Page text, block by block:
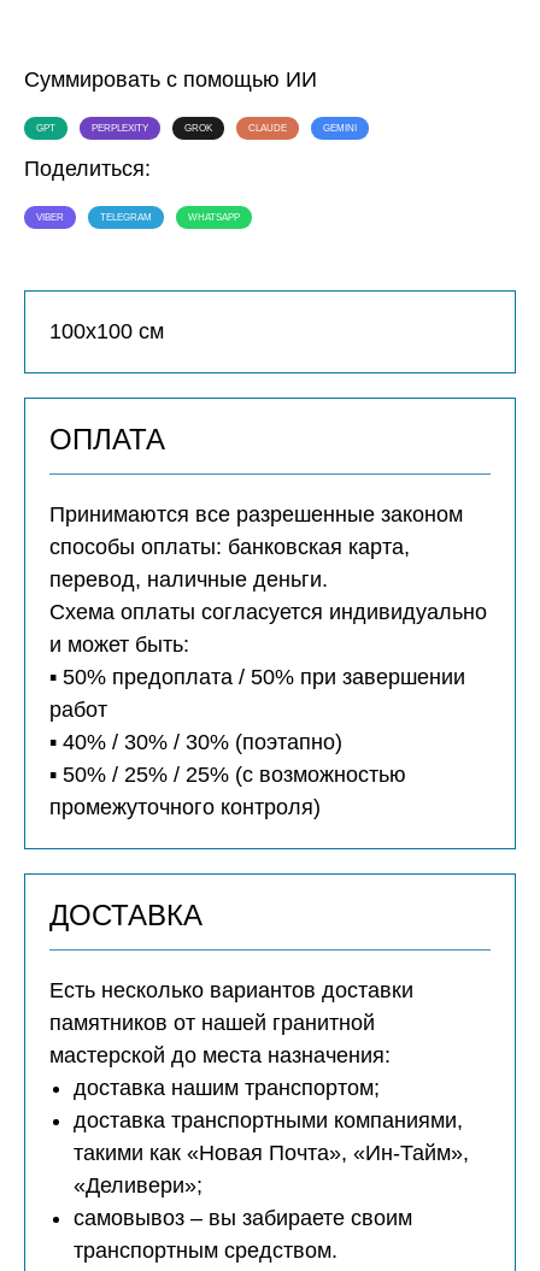
Суммировать с помощью ИИ
GPT PERPLEXITY GROK CLAUDE GEMINI
Поделиться:
VIBER TELEGRAM WHATSAPP
100х100 см
ОПЛАТА
Принимаются все разрешенные законом
способы оплаты: банковская карта,
перевод, наличные деньги.
Схема оплаты согласуется индивидуально
и может быть:
▪️ 50% предоплата / 50% при завершении
работ
▪️ 40% / 30% / 30% (поэтапно)
▪️ 50% / 25% / 25% (с возможностью
промежуточного контроля)
ДОСТАВКА
Есть несколько вариантов доставки
памятников от нашей гранитной
мастерской до места назначения:
доставка нашим транспортом;
доставка транспортными компаниями,
такими как «Новая Почта», «Ин-Тайм»,
«Деливери»;
самовывоз – вы забираете своим
транспортным средством.